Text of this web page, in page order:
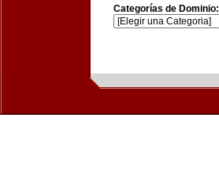
Categorías de Dominio: